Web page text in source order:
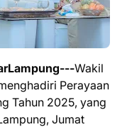
Wakil
Perayaan
Tahun 2025, yang
Jumat